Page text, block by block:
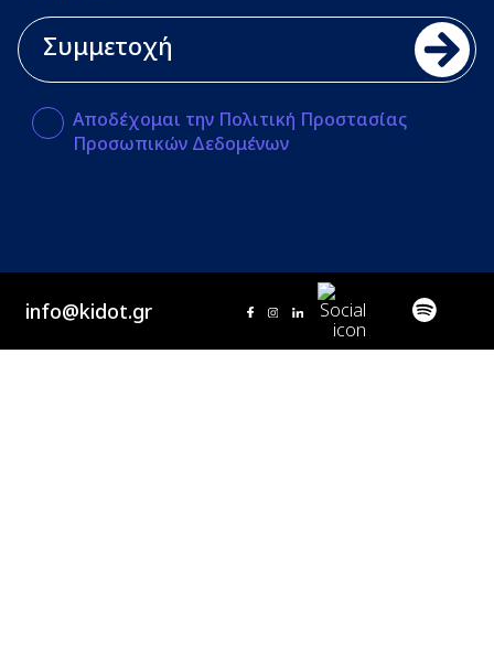
Αποδέχομαι την Πολιτική Προστασίας
Προσωπικών Δεδομένων
info@kidot.gr